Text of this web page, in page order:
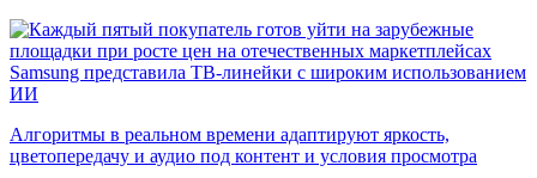
Samsung представила ТВ-линейки с широким использованием
ИИ
Алгоритмы в реальном времени адаптируют яркость,
цветопередачу и аудио под контент и условия просмотра